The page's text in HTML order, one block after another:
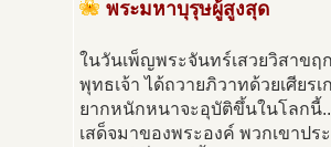
พระมหาบุรุษผู้สูงสุด
ในวันเพ็ญพระจันทร์เสวยวิสาข
พุทธเจ้า ได้ถวายภิวาทด้วยเศียร
ยากหนักหนาจะอุบัติขึ้นในโลกนี้
เสด็จมาของพระองค์ พวกเขาปร